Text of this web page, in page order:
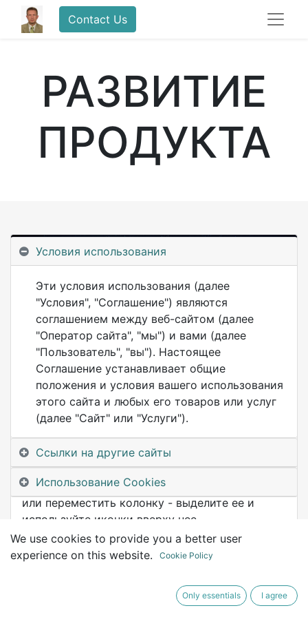
Contact Us
РАЗВИТИЕ
ПРОДУКТА
Элемент один
Здесь 3 колонки. Вы можете изменить их так,
как вам нужно. Чтобы дублировать, удалить
или переместить колонку - выделите ее и
используйте иконки вверху нее.
Условия использования
Эти условия использования (далее
"Условия", "Соглашение") являются
соглашением между веб-сайтом (далее
"Оператор сайта", "мы") и вами (далее
"Пользователь", "вы"). Настоящее
Соглашение устанавливает общие
положения и условия вашего использования
этого сайта и любых его товаров или услуг
(далее "Сайт" или "Услуги").
Ссылки на другие сайты
Использование Cookies
We use cookies to provide you a better user
experience on this website.
Cookie Policy
Only essentials I agree